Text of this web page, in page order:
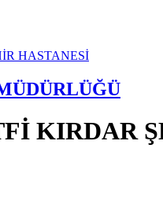
KIRDAR